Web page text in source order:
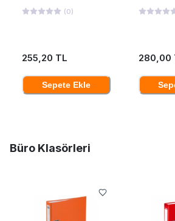
(0)
255,20 TL
Sepete Ekle
280,00
Büro Klasörleri